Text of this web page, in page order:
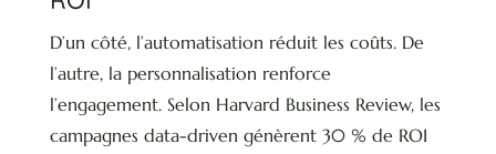
D’un côté, l’automatisation réduit les coûts. De
l’autre, la personnalisation renforce
l’engagement. Selon Harvard Business Review, les
campagnes data-driven génèrent 30 % de ROI